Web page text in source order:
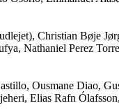
Christian Bøje
Nathaniel Perez
Ousmane Diao,
Elias Rafn